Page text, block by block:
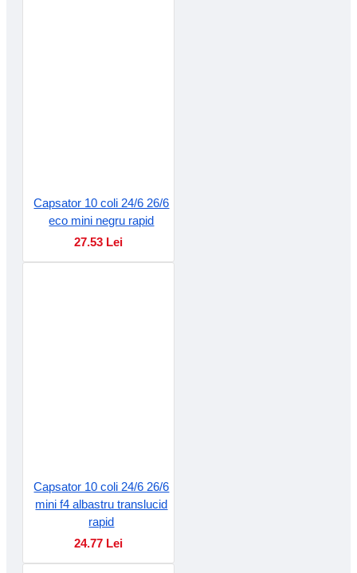
Capsator 10 coli 24/6 26/6
eco mini negru rapid
27.53 Lei
Capsator 10 coli 24/6 26/6
mini f4 albastru translucid
rapid
24.77 Lei